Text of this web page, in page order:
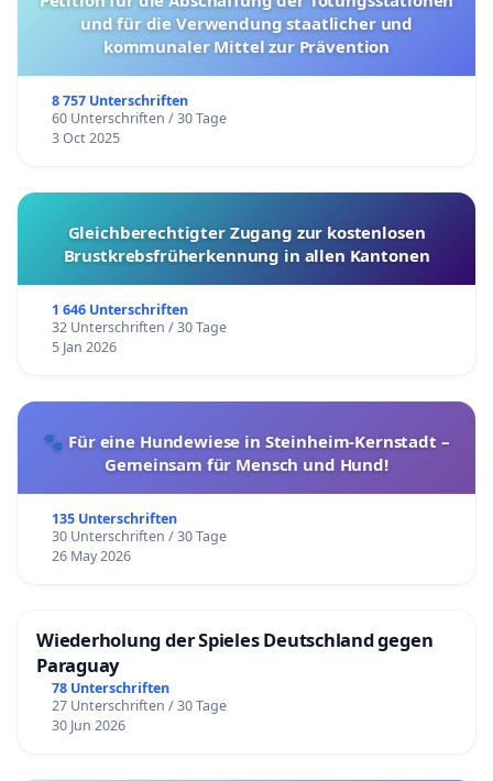
und für die Verwendung staatlicher und
kommunaler Mittel zur Prävention
8 757 Unterschriften
60 Unterschriften / 30 Tage
3 Oct 2025
Gleichberechtigter Zugang zur kostenlosen
Brustkrebsfrüherkennung in allen Kantonen
1 646 Unterschriften
32 Unterschriften / 30 Tage
5 Jan 2026
🐾 Für eine Hundewiese in Steinheim-Kernstadt –
Gemeinsam für Mensch und Hund!
135 Unterschriften
30 Unterschriften / 30 Tage
26 May 2026
Wiederholung der Spieles Deutschland gegen
Paraguay
78 Unterschriften
27 Unterschriften / 30 Tage
30 Jun 2026